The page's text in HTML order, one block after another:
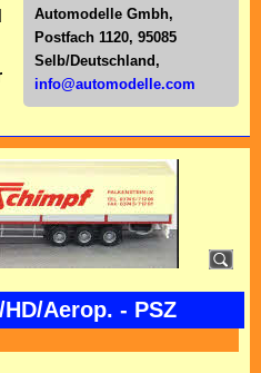
Automodelle Gmbh,
Postfach 1120, 95085
Selb/Deutschl and,
info@automodelle.com
Aerop. - PSZ